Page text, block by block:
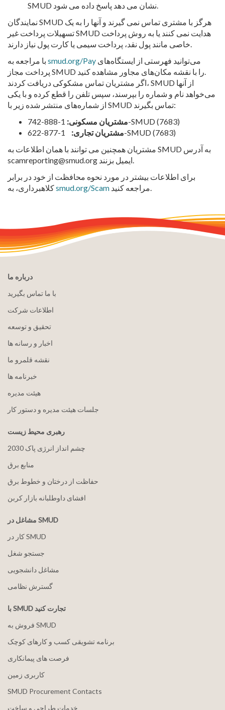
SMUD نشان می دهد پاسخ داده می شود.
نمایندگان SMUD هرگز با مشتری تماس نمی گیرند و آنها را به یک
تسهیلات پرداخت غیر SMUD هدایت نمی کنند یا به روش پرداخت
خاصی مانند پول نقد، پرداخت سیمی یا کارت پول نیاز دارند.
smud.org/Pay
پرداخت مجاز SMUD را با نقشه مکان‌های مجاور مشاهده کنید.
اگر مشتریان تماس مشکوکی دریافت کردند، SMUD از آنها
می‌خواهد نام و شماره را بپرسند، سپس تلفن را قطع کرده و با یکی
از شماره‌های منتشر شده زیر با SMUD تماس بگیرند:
مشتریان مسکونی:1-888-742-SMUD (7683)
مشتریان تجاری:1-877-622-SMUD (7683)
مشتریان همچنین می توانند با همان اطلاعات به SMUD به آدرس
scamreporting@smud.org ایمیل بزنند.
برای اطلاعات بیشتر در مورد نحوه محافظت از خود در برابر
smud.org/Scam مراجعه کنید.
درباره ما
با ما تماس بگیرید
اطلاعات شرکت
تحقیق و توسعه
اخبار و رسانه ها
نقشه قلمرو ما
خبرنامه ها
هيئت مدیره
جلسات هیئت مدیره و دستور کار
رهبری محیط زیست
2030 چشم انداز انرژی پاک
منابع برق
حفاظت از درختان و خطوط برق
افشای داوطلبانه بازار کربن
مشاغل در SMUD
کار در SMUD
جستجو شغل
مشاغل دانشجویی
گسترش نظامی
با SMUD تجارت کنید
فروش به SMUD
برنامه تشویقی کسب و کارهای کوچک
فرصت های پیمانکاری
کاربری زمین
SMUD Procurement Contacts
خدمات طراحی و ساخت